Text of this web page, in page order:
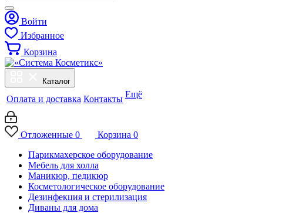
Войти
Избранное
Корзина
Каталог
Оплата и доставка Контакты Ещё
Отложенные 0 Корзина 0
Парикмахерское оборудование
Мебель для холла
Маникюр, педикюр
Косметологическое оборудование
Дезинфекция и стерилизация
Диваны для дома